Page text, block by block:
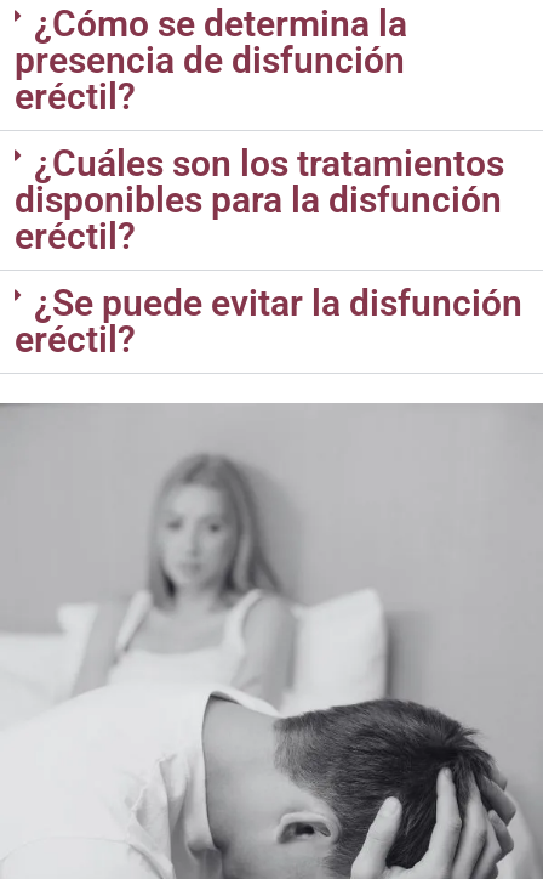
¿Cómo se determina la
presencia de disfunción
eréctil?
¿Cuáles son los tratamientos
disponibles para la disfunción
eréctil?
¿Se puede evitar la disfunción
eréctil?